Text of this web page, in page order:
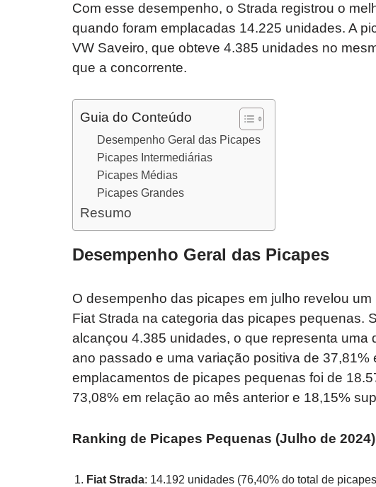
Com esse desempenho, o Strada registrou o
quando foram emplacadas 14.225 unidades. A
VW Saveiro, que obteve 4.385 unidades no
que a concorrente.
Guia do Conteúdo
Desempenho Geral das Picapes
Picapes Intermediárias
Picapes Médias
Picapes Grandes
Resumo
Desempenho Geral das Picapes
O desempenho das picapes em julho revelou
Fiat Strada na categoria das picapes pequenas.
alcançou 4.385 unidades, o que representa
ano passado e uma variação positiva de 37,81%
emplacamentos de picapes pequenas foi de
73,08% em relação ao mês anterior e 18,15%
Ranking de Picapes Pequenas (Julho de
Fiat Strada: 14.192 unidades (76,40% do total de